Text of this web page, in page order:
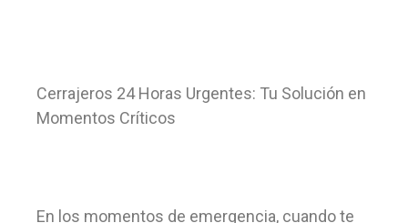
Cerrajeros 24 Horas Urgentes: Tu Solución en
Momentos Críticos
En los momentos de emergencia, cuando te